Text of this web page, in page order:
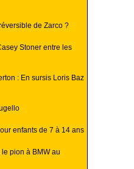
de Zarco ?
Stoner entre les
: En sursis Loris Baz
enfants de 7 à 14 ans
pion à BMW au